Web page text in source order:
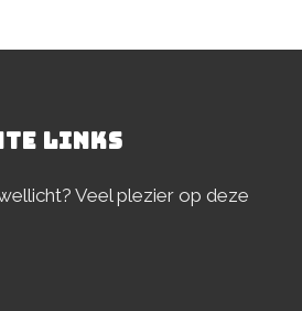
LINKS
Veel plezier op deze